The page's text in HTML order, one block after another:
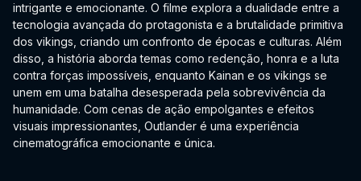
intrigante e emocionante. O filme explora a dualidade entre a
tecnologia avançada do protagonista e a brutalidade primitiva
dos vikings, criando um confronto de épocas e culturas. Além
disso, a história aborda temas como redenção, honra e a luta
contra forças impossíveis, enquanto Kainan e os vikings se
unem em uma batalha desesperada pela sobrevivência da
humanidade. Com cenas de ação empolgantes e efeitos
visuais impressionantes, Outlander é uma experiência
cinematográfica emocionante e única.